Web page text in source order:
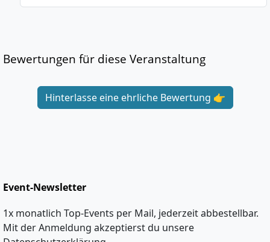
Bewertungen für diese Veranstaltung
Hinterlasse eine ehrliche Bewertung 👉
Event-Newsletter
1x monatlich Top-Events per Mail, jederzeit abbestellbar.
Mit der Anmeldung akzeptierst du unsere